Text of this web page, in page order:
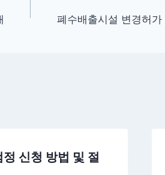
폐수배출시설 변경허
신청 방법 및 절